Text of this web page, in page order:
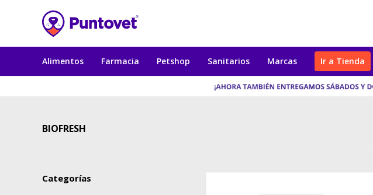
Alimentos Farmacia Petshop Sanitarios Marcas Ir a Tienda
BIOFRESH
Categorías